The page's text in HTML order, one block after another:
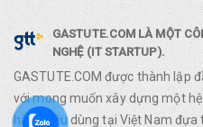
GASTUTE.COM LÀ MỘT
NGHỆ (IT STARTUP).
GASTUTE.COM được thành lập
với mong muốn xây dựng một hệ
hàng tiêu dùng tại Việt Nam đựa